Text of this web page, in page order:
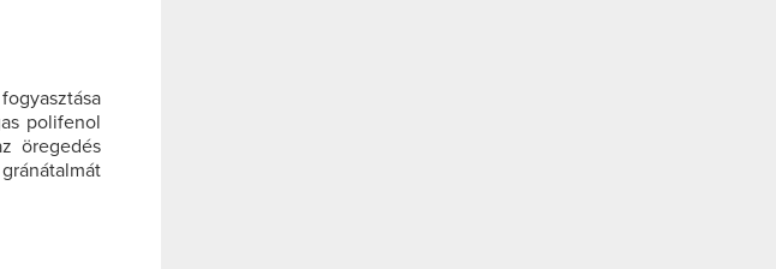
fogyasztása
polifenol
öregedés